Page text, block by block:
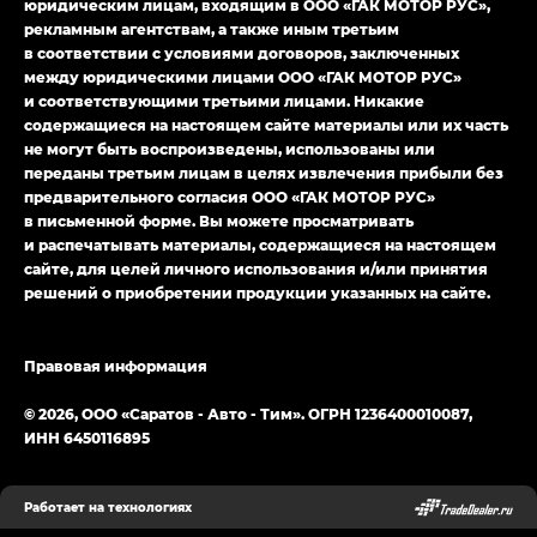
Джи Эс — GS, Джи Эль с элементы экстерьера
в спортивном стиле — GL(S-Style)
юридическим лицам, входящим в ООО «ГАК МОТОР РУС»,
рекламным агентствам, а также иным третьим
в соответствии с условиями договоров, заключенных
между юридическими лицами ООО «ГАК МОТОР РУС»
и соответствующими третьими лицами. Никакие
содержащиеся на настоящем сайте материалы или их часть
не могут быть воспроизведены, использованы или
переданы третьим лицам в целях извлечения прибыли без
предварительного согласия ООО «ГАК МОТОР РУС»
в письменной форме. Вы можете просматривать
и распечатывать материалы, содержащиеся на настоящем
сайте, для целей личного использования и/или принятия
решений о приобретении продукции указанных на сайте.
© 2026, ООО «Саратов - Авто - Тим». ОГРН 1236400010087,
ИНН 6450116895
Правовая информация
Работает на технологиях